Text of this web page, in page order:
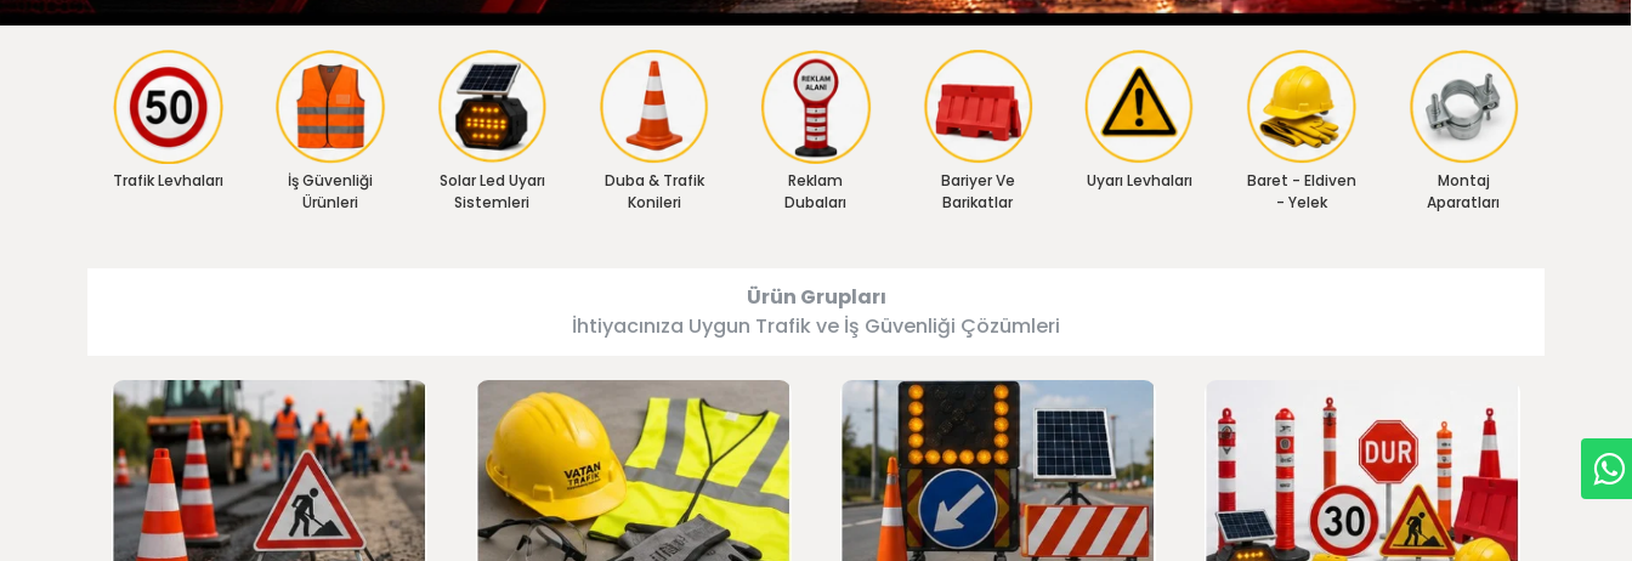
Trafik Levhaları
İş Güvenliği
Ürünleri
Solar Led Uyarı
Sistemleri
Duba & Trafik
Konileri
Reklam
Dubaları
Bariyer Ve
Barikatlar
Uyarı Levhaları
Baret - Eldiven
- Yelek
Montaj
Aparatları
Ürün Grupları
İhtiyacınıza Uygun Trafik ve İş Güvenliği Çözümleri